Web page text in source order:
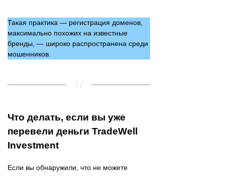
Такая практика — регистрация доменов,
максимально похожих на известные
бренды, — широко распространена среди
мошенников.
Что делать, если вы уже
перевели деньги TradeWell
Investment
Если вы обнаружили, что не можете